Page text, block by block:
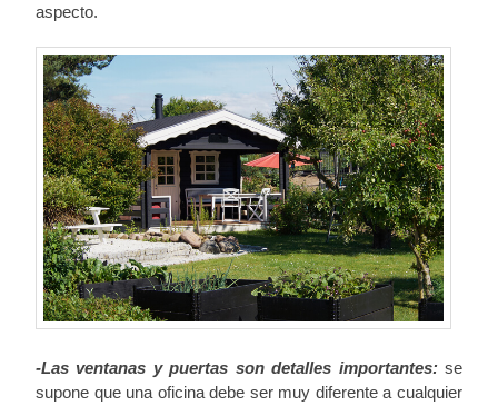
aspecto.
-Las ventanas y puertas son detalles importantes:se
supone que una oficina debe ser muy diferente a cualquier